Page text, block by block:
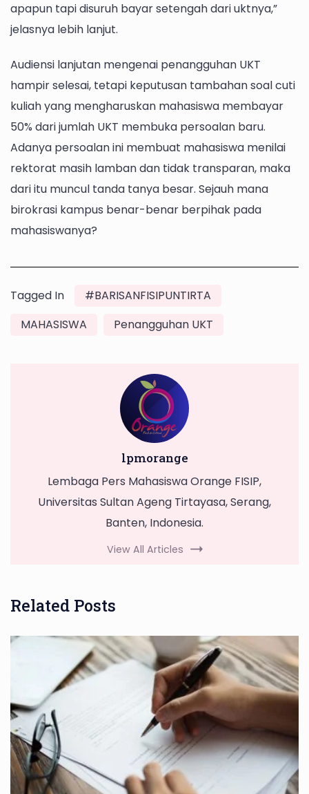
apapun tapi disuruh bayar setengah dari uktnya,”
jelasnya lebih lanjut.
Audiensi lanjutan mengenai penangguhan UKT
hampir selesai, tetapi keputusan tambahan soal cuti
kuliah yang mengharuskan mahasiswa membayar
50% dari jumlah UKT membuka persoalan baru.
Adanya persoalan ini membuat mahasiswa menilai
rektorat masih lamban dan tidak transparan, maka
dari itu muncul tanda tanya besar. Sejauh mana
birokrasi kampus benar-benar berpihak pada
mahasiswanya?
Tagged In
#BARISANFISIPUNTIRTA
MAHASISWA
Penangguhan UKT
lpmorange
Lembaga Pers Mahasiswa Orange FISIP,
Universitas Sultan Ageng Tirtayasa, Serang,
Banten, Indonesia.
View All Articles
Related Posts